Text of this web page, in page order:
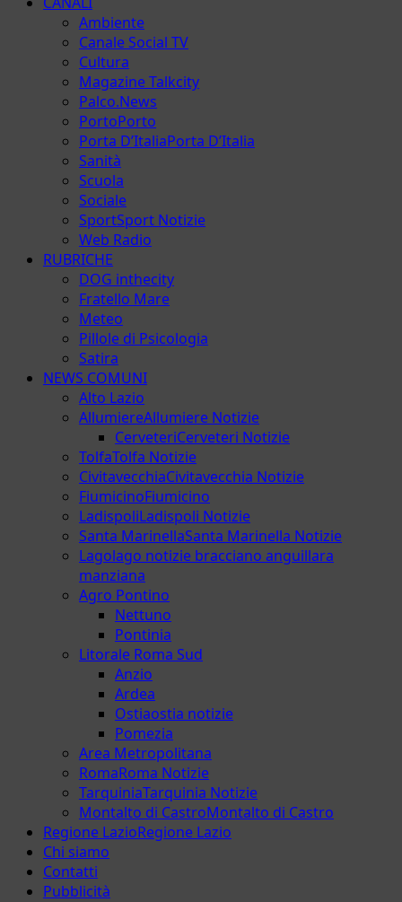
Ambiente
Canale Social TV
Cultura
Magazine Talkcity
Palco.News
PortoPorto
Porta D’ItaliaPorta D’Italia
Sanità
Scuola
Sociale
SportSport Notizie
Web Radio
RUBRICHE
DOG inthecity
Fratello Mare
Meteo
Pillole di Psicologia
Satira
NEWS COMUNI
Alto Lazio
AllumiereAllumiere Notizie
CerveteriCerveteri Notizie
TolfaTolfa Notizie
CivitavecchiaCivitavecchia Notizie
FiumicinoFiumicino
LadispoliLadispoli Notizie
Santa MarinellaSanta Marinella Notizie
Lagolago notizie bracciano anguillara
manziana
Agro Pontino
Nettuno
Pontinia
Litorale Roma Sud
Anzio
Ardea
Ostiaostia notizie
Pomezia
Area Metropolitana
RomaRoma Notizie
TarquiniaTarquinia Notizie
Montalto di CastroMontalto di Castro
Regione LazioRegione Lazio
Chi siamo
Contatti
Pubblicità